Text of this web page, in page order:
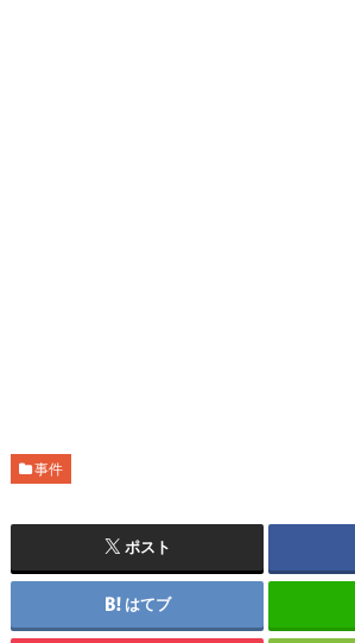
事件
ポスト
はてブ